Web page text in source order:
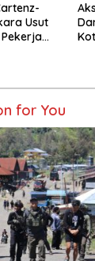
Usut
for You